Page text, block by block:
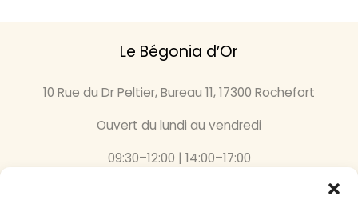
Le Bégonia d’Or
10 Rue du Dr Peltier, Bureau 11, 17300 Rochefort
Ouvert du lundi au vendredi
09:30–12:00 | 14:00–17:00